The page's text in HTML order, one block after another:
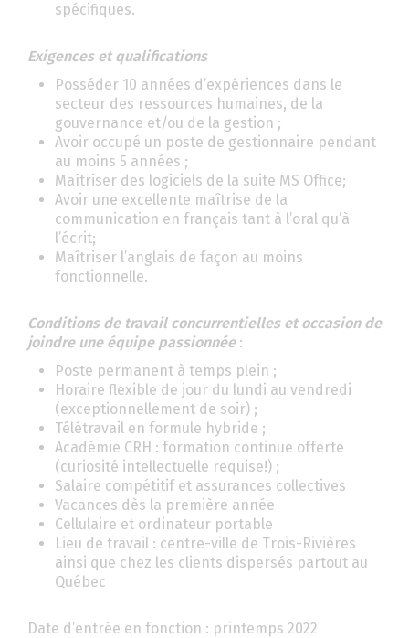
spécifiques.
Exigences et qualifications
Posséder 10 années d’expériences dans le
secteur des ressources humaines, de la
gouvernance et/ou de la gestion ;
Avoir occupé un poste de gestionnaire pendant
au moins 5 années ;
Maîtriser des logiciels de la suite MS Office;
Avoir une excellente maîtrise de la
communication en français tant à l’oral qu’à
l’écrit;
Maîtriser l’anglais de façon au moins
fonctionnelle.
Conditions de travail concurrentielles et occasion de
joindre une équipe passionnée:
Poste permanent à temps plein ;
Horaire flexible de jour du lundi au vendredi
(exceptionnellement de soir) ;
Télétravail en formule hybride ;
Académie CRH : formation continue offerte
(curiosité intellectuelle requise!) ;
Salaire compétitif et assurances collectives
Vacances dès la première année
Cellulaire et ordinateur portable
Lieu de travail : centre-ville de Trois-Rivières
ainsi que chez les clients dispersés partout au
Québec
Date d’entrée en fonction : printemps 2022